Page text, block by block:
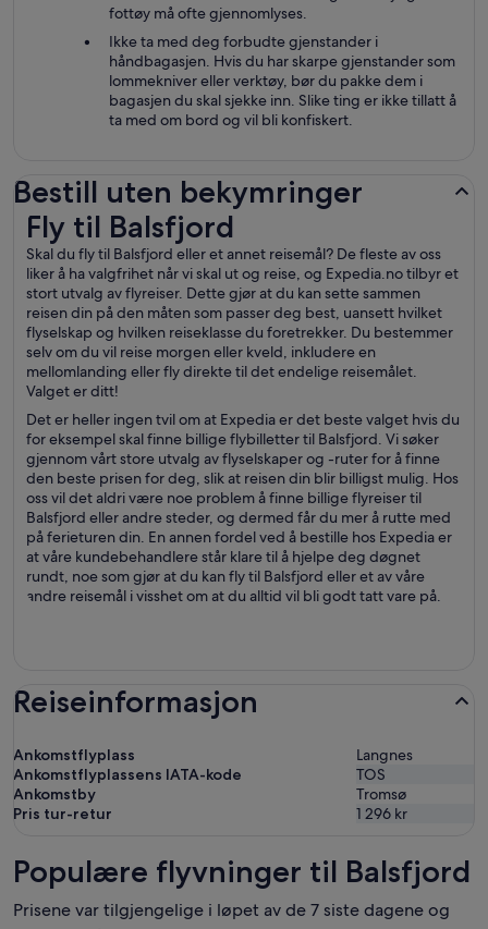
fottøy må ofte gjennomlyses.
Ikke ta med deg forbudte gjenstander i
håndbagasjen. Hvis du har skarpe gjenstander som
lommekniver eller verktøy, bør du pakke dem i
bagasjen du skal sjekke inn. Slike ting er ikke tillatt å
ta med om bord og vil bli konfiskert.
Bestill uten bekymringer
Fly til Balsfjord
Skal du fly til Balsfjord eller et annet reisemål? De fleste av oss
liker å ha valgfrihet når vi skal ut og reise, og Expedia.no tilbyr et
stort utvalg av flyreiser. Dette gjør at du kan sette sammen
reisen din på den måten som passer deg best, uansett hvilket
flyselskap og hvilken reiseklasse du foretrekker. Du bestemmer
selv om du vil reise morgen eller kveld, inkludere en
mellomlanding eller fly direkte til det endelige reisemålet.
Valget er ditt!
Det er heller ingen tvil om at Expedia er det beste valget hvis du
for eksempel skal finne billige flybilletter til Balsfjord. Vi søker
gjennom vårt store utvalg av flyselskaper og -ruter for å finne
den beste prisen for deg, slik at reisen din blir billigst mulig. Hos
oss vil det aldri være noe problem å finne billige flyreiser til
Balsfjord eller andre steder, og dermed får du mer å rutte med
på ferieturen din. En annen fordel ved å bestille hos Expedia er
at våre kundebehandlere står klare til å hjelpe deg døgnet
rundt, noe som gjør at du kan fly til Balsfjord eller et av våre
andre reisemål i visshet om at du alltid vil bli godt tatt vare på.
Fly til Balsfjord
Reiseinformasjon
Ankomstflyplass
Langnes
Ankomstflyplassens IATA-kode
TOS
Ankomstby
Tromsø
Pris tur-retur
1 296 kr
Populære flyvninger til Balsfjord
Prisene var tilgjengelige i løpet av de 7 siste dagene og